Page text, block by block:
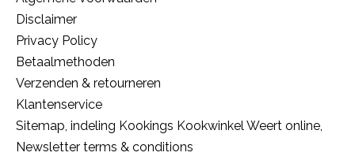
Disclaimer
Privacy Policy
Betaalmethoden
Verzenden & retourneren
Klantenservice
Sitemap, indeling Kookings Kookwinkel Weert online,
Newsletter terms & conditions